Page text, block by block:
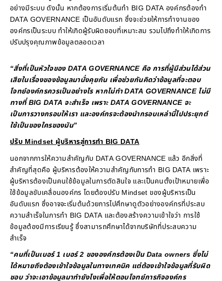
อย่างมีระบบ ดังนั้น หากต้องการเริ่มต้นทำ BIG DATA องค์กรต้องทำ
DATA GOVERNANCE เป็นอันดับแรก ซึ่งจะช่วยให้การทำงานของ
องค์กรเป็นระบบ ทำให้เกิดผู้รับผิดชอบที่เหมาะสม รวมไปถึงทำให้เกิดการ
ปรับปรุงคุณภาพข้อมูลตลอดเวลา
“สิ่งที่เป็นหัวใจของ DATA GOVERNANCE คือ การที่ผู้มีส่วนได้ส่วน
เสียในเรื่องของข้อมูลมานั่งคุยกัน เพื่อช่วยกันคิดว่าข้อมูลที่จะตอบ
โจทย์องค์กรควรเป็นอย่างไร หากไม่ทำ DATA GOVERNANCE ไม่มี
ทางที่ BIG DATA จะสำเร็จ เพราะ DATA GOVERNANCE จะ
เป็นการวางกรอบให้เรา และองค์กรจะต้องนำกรอบเหล่านี้ไปประยุกต์
ใช้เป็นของใครของมัน”
ปรับ Mindset ผู้บริหารสู่การทำ BIG DATA
นอกจากการให้ความสำคัญกับ DATA GOVERNANCE แล้ว อีกสิ่งที่
สำคัญที่สุดคือ ผู้บริหารต้องให้ความสำคัญกับการทำ BIG DATA เพราะ
ผู้บริหารต้องเป็นคนใช้ข้อมูลในการตัดสินใจ และเป็นคนตั้งเป้าหมายเพื่อ
ใช้ข้อมูลขับเคลื่อนองค์กร โดยต้องปรับ Mindset ของผู้บริหารเป็น
อันดับแรก ซึ่งอาจจะเริ่มต้นด้วยการไปศึกษาดูตัวอย่างองค์กรที่ประสบ
ความสำเร็จในการทำ BIG DATA และต้องสร้างความเข้าใจว่า การใช้
ข้อมูลต้องมีการเรียนรู้ ซึ่งสามารถศึกษาได้จากบริษัทที่ประสบความ
สำเร็จ
“คนที่เป็นเบอร์ 1 เบอร์ 2 ขององค์กรต้องเป็น Data owners ซึ่งไม่
ได้หมายถึงต้องเข้าใจข้อมูลในทางเทคนิค แต่ต้องเข้าใจข้อมูลที่รับผิด
ชอบ ว่าจะเอาข้อมูลมาทำยังไงเพื่อให้ตอบโจทย์ภารกิจองค์กร